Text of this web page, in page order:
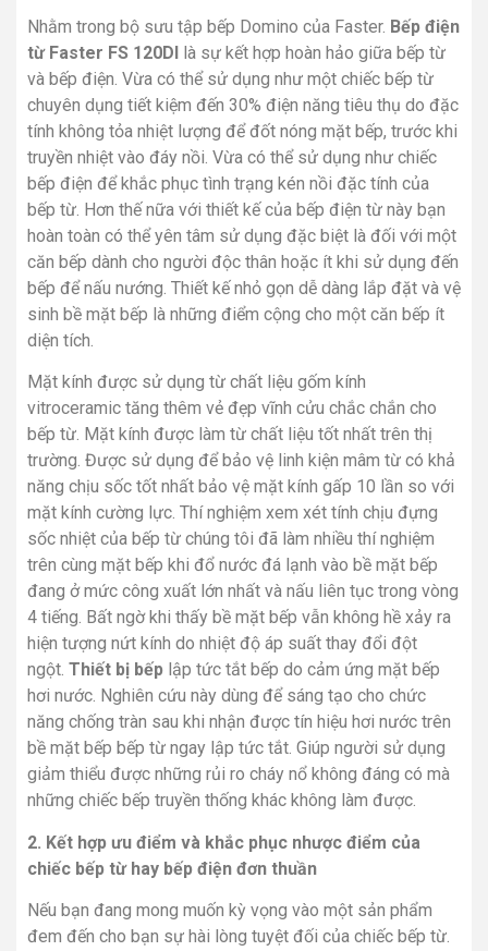
Nhằm trong bộ sưu tập bếp Domino của Faster. Bếp điện
từ Faster FS 120DI là sự kết hợp hoàn hảo giữa bếp từ
và bếp điện. Vừa có thể sử dụng như một chiếc bếp từ
chuyên dụng tiết kiệm đến 30% điện năng tiêu thụ do đặc
tính không tỏa nhiệt lượng để đốt nóng mặt bếp, trước khi
truyền nhiệt vào đáy nồi. Vừa có thể sử dụng như chiếc
bếp điện để khắc phục tình trạng kén nồi đặc tính của
bếp từ. Hơn thế nữa với thiết kế của bếp điện từ này bạn
hoàn toàn có thể yên tâm sử dụng đặc biệt là đối với một
căn bếp dành cho người độc thân hoặc ít khi sử dụng đến
bếp để nấu nướng. Thiết kế nhỏ gọn dễ dàng lắp đặt và vệ
sinh bề mặt bếp là những điểm cộng cho một căn bếp ít
diện tích.
Mặt kính được sử dụng từ chất liệu gốm kính
vitroceramic tăng thêm vẻ đẹp vĩnh cửu chắc chắn cho
bếp từ. Mặt kính được làm từ chất liệu tốt nhất trên thị
trường. Được sử dụng để bảo vệ linh kiện mâm từ có khả
năng chịu sốc tốt nhất bảo vệ mặt kính gấp 10 lần so với
mặt kính cường lực. Thí nghiệm xem xét tính chịu đựng
sốc nhiệt của bếp từ chúng tôi đã làm nhiều thí nghiệm
trên cùng mặt bếp khi đổ nước đá lạnh vào bề mặt bếp
đang ở mức công xuất lớn nhất và nấu liên tục trong vòng
4 tiếng. Bất ngờ khi thấy bề mặt bếp vẫn không hề xảy ra
hiện tượng nứt kính do nhiệt độ áp suất thay đổi đột
ngột. Thiết bị bếp lập tức tắt bếp do cảm ứng mặt bếp
hơi nước. Nghiên cứu này dùng để sáng tạo cho chức
năng chống tràn sau khi nhận được tín hiệu hơi nước trên
bề mặt bếp bếp từ ngay lập tức tắt. Giúp người sử dụng
giảm thiểu được những rủi ro cháy nổ không đáng có mà
những chiếc bếp truyền thống khác không làm được.
2. Kết hợp ưu điểm và khắc phục nhược điểm của
chiếc bếp từ hay bếp điện đơn thuần
Nếu bạn đang mong muốn kỳ vọng vào một sản phẩm
đem đến cho bạn sự hài lòng tuyệt đối của chiếc bếp từ.